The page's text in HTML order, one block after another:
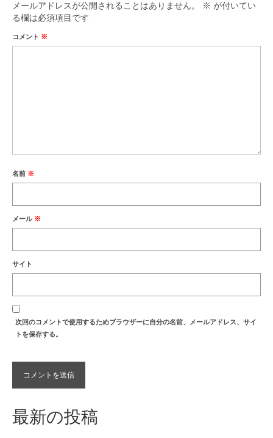
メールアドレスが公開されることはありません。 ※ が付いてい
る欄は必須項目です
コメント ※
名前 ※
メール ※
サイト
次回のコメントで使用するためブラウザーに自分の名前、メールアドレス、サイ
トを保存する。
最新の投稿